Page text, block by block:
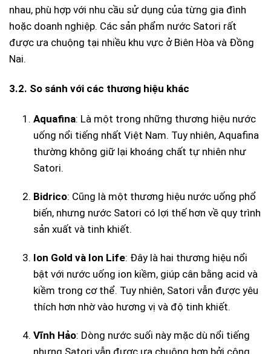
nhau, phù hợp với nhu cầu sử dụng của từng gia đình
hoặc doanh nghiệp. Các sản phẩm nước Satori rất
được ưa chuộng tại nhiều khu vực ở Biên Hòa và Đồng
Nai.
3.2. So sánh với các thương hiệu khác
Aquafina: Là một trong những thương hiệu nước
uống nổi tiếng nhất Việt Nam. Tuy nhiên, Aquafina
thường không giữ lại khoáng chất tự nhiên như
Satori.
Bidrico: Cũng là một thương hiệu nước uống phổ
biến, nhưng nước Satori có lợi thế hơn về quy trình
sản xuất và tinh khiết.
Ion Gold và Ion Life: Đây là hai thương hiệu nổi
bật với nước uống ion kiềm, giúp cân bằng acid và
kiềm trong cơ thể. Tuy nhiên, Satori vẫn được yêu
thích hơn nhờ vào hương vị và độ tinh khiết.
Vĩnh Hảo: Dòng nước suối này mặc dù nổi tiếng